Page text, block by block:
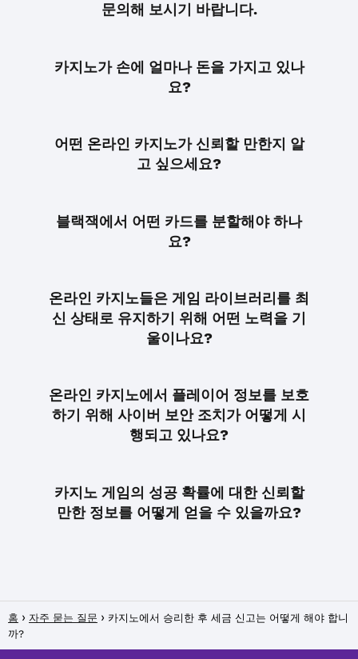
문의해 보시기 바랍니다.
카지노가 손에 얼마나 돈을 가지고 있나
요?
어떤 온라인 카지노가 신뢰할 만한지 알
고 싶으세요?
블랙잭에서 어떤 카드를 분할해야 하나
요?
온라인 카지노들은 게임 라이브러리를 최
신 상태로 유지하기 위해 어떤 노력을 기
울이나요?
온라인 카지노에서 플레이어 정보를 보호
하기 위해 사이버 보안 조치가 어떻게 시
행되고 있나요?
카지노 게임의 성공 확률에 대한 신뢰할
만한 정보를 어떻게 얻을 수 있을까요?
홈 자주 묻는 질문
카지노에서 승리한 후 세금 신고는 어떻게 해야 합니
까?